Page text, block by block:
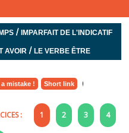
/ IMPARFAIT DE L'INDICATIF
AVOIR /LE VERBE ÊTRE
mistake ! Short link
: 1 2 3 4